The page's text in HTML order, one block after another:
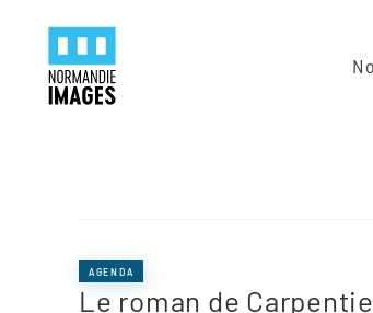
Skip to main content
AGENDA
Le roman de